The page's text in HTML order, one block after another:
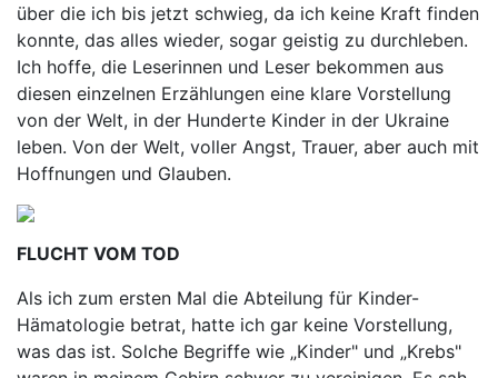
über die ich bis jetzt schwieg, da ich keine Kraft finden
konnte, das alles wieder, sogar geistig zu durchleben.
Ich hoffe, die Leserinnen und Leser bekommen aus
diesen einzelnen Erzählungen eine klare Vorstellung
von der Welt, in der Hunderte Kinder in der Ukraine
leben. Von der Welt, voller Angst, Trauer, aber auch mit
Hoffnungen und Glauben.
FLUCHT VOM TOD
Als ich zum ersten Mal die Abteilung für Kinder-
Hämatologie betrat, hatte ich gar keine Vorstellung,
was das ist. Solche Begriffe wie „Kinder" und „Krebs"